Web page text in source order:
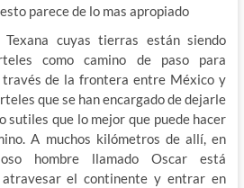
parece de lo mas apropiado
cuyas tierras están siendo
como camino de paso para
de la frontera entre México y
que se han encargado de dejarle
sutiles que lo mejor que puede hacer
A muchos kilómetros de allí, en
hombre llamado Oscar está
el continente y entrar en